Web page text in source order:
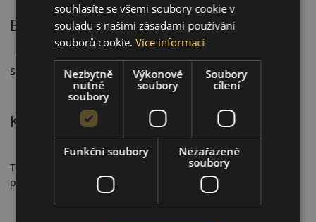
Bezpečnostní vlastnosti
Spolehlivý brzdný výkon a předvídatelná ovladatelnost.
Komfort a hlučnost
Tichý chod a vyvážený jízdní komfort při každodenním
provozu.
souhlasíte se všemi soubory cookie v
souladu s našimi zásadami používání
souborů cookie.Více informací
Nezbytně
nutné
soubory
Výkonové
soubory
Soubory
cílení
Funkční soubory
Nezařazené
soubory